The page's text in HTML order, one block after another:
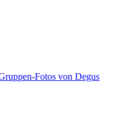
Fotos von Degus